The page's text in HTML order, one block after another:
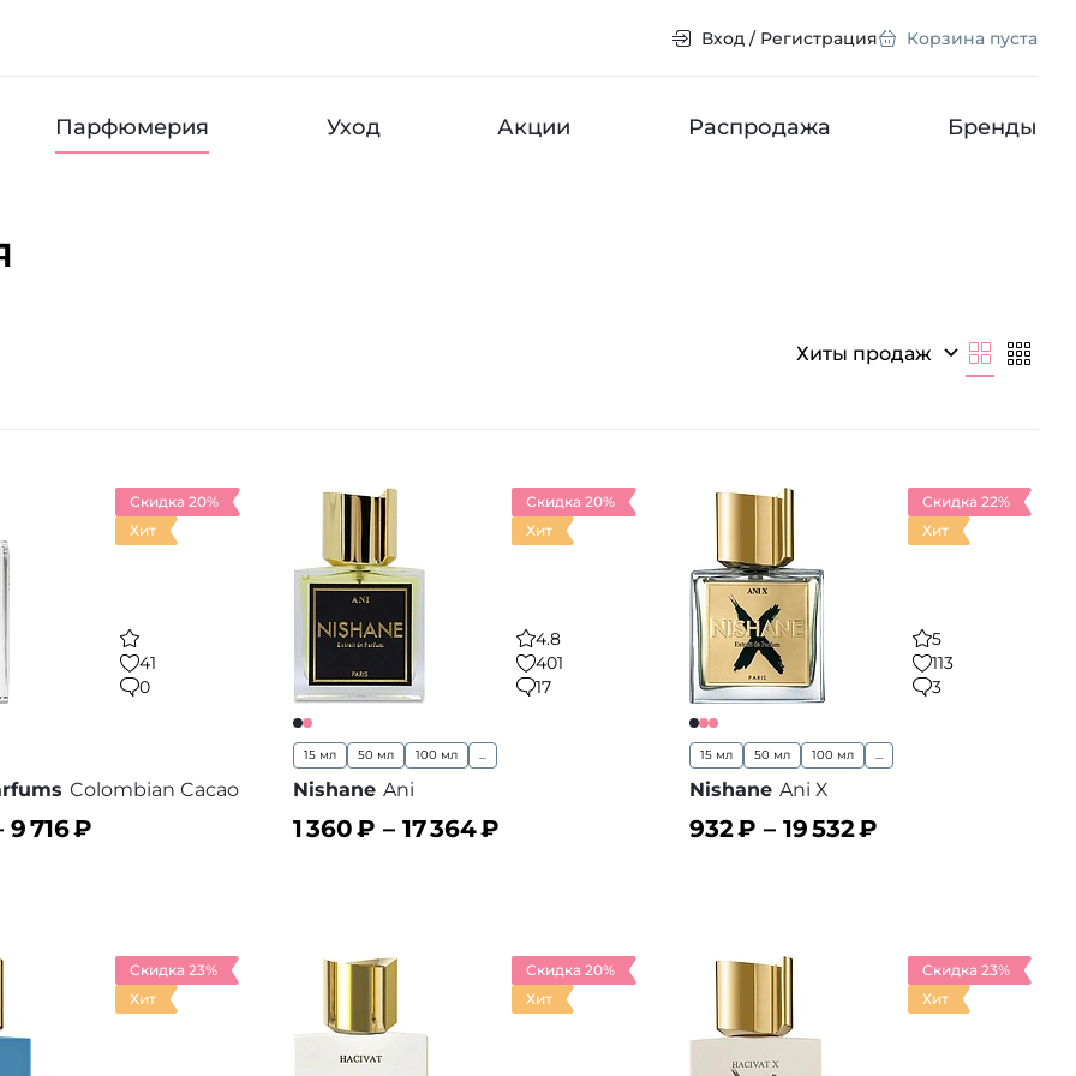
Вход / Регистрация Корзина пуста
Парфюмерия Уход Акции Распродажа Бренды
Хиты продаж
Скидка 20%
Хит
41
0
Colombian Cacao
9 716₽
Скидка 20%
Хит
4.8
401
17
15 мл 50 мл 100 мл ...
Nishane Ani
1 360₽ – 17 364₽
Скидка 22%
Хит
5
113
3
15 мл 50 мл 100 мл ...
Nishane Ani X
932₽ – 19 532₽
Скидка 23%
Хит
Скидка 20%
Хит
Скидка 23%
Хит